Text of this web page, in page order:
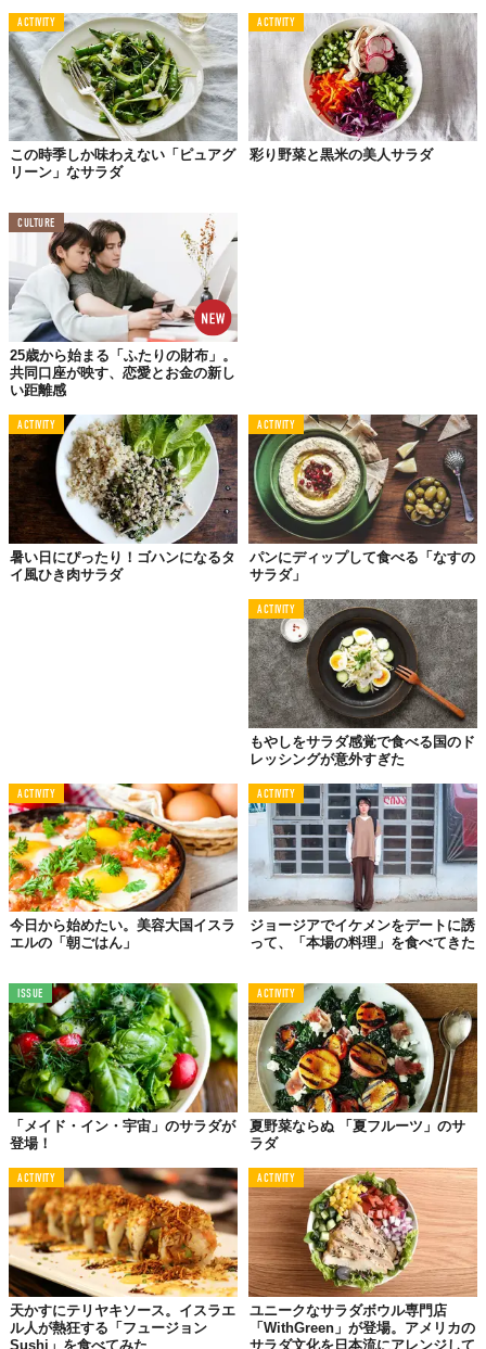
ACTIVITY
この時季しか味わえない「ピュアグ
リーン」なサラダ
ACTIVITY
彩り野菜と黒米の美人サラダ
CULTURE
25歳から始まる「ふたりの財布」。
共同口座が映す、恋愛とお金の新し
い距離感
ACTIVITY
暑い日にぴったり！ゴハンになるタ
イ風ひき肉サラダ
ACTIVITY
パンにディップして食べる「なすの
サラダ」
ACTIVITY
もやしをサラダ感覚で食べる国のド
レッシングが意外すぎた
ACTIVITY
今日から始めたい。美容大国イスラ
エルの「朝ごはん」
ACTIVITY
ジョージアでイケメンをデートに誘
って、「本場の料理」を食べてきた
ISSUE
「メイド・イン・宇宙」のサラダが
登場！
ACTIVITY
夏野菜ならぬ 「夏フルーツ」のサ
ラダ
ACTIVITY
天かすにテリヤキソース。イスラエ
ル人が熱狂する「フュージョン
Sushi」を食べてみた
ACTIVITY
ユニークなサラダボウル専門店
「WithGreen」が登場。アメリカの
サラダ文化を日本流にアレンジして